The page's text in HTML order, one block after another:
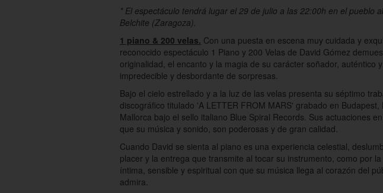
* El espectáculo tendrá lugar el 29 de julio a las 22:00h en el pueblo
Belchite (Zaragoza).
1 piano & 200 velas. Con una puesta en escena muy cuidada y
reconocido espectáculo 1 Piano y 200 Velas de David Gómez
originalidad, el encanto y la magia de su carácter soñador, auténtico
impredecible y desbordante de sorpresas.
Bajo el cielo estrellado y a la luz de las velas presenta su séptimo
discográfico titulado 'A LETTER FROM MARS' grabado en Budapest,
Mallorca bajo el sello italiano Blue Spiral Records. Sus actuaciones
que su música y sonido, son poderosas y de gran calidad.
Cuando David se sienta al piano es una experiencia celestial,
placer y la entrega que transmite al tocar su instrumento, como por
íntima, sensible y espiritual con que su música llega al corazón del
admira.